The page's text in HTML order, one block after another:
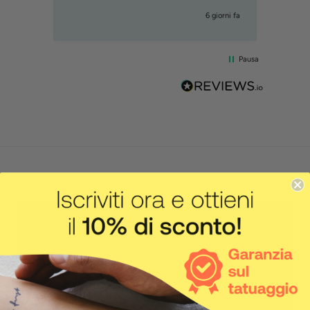
1 settimana fa
Pausa